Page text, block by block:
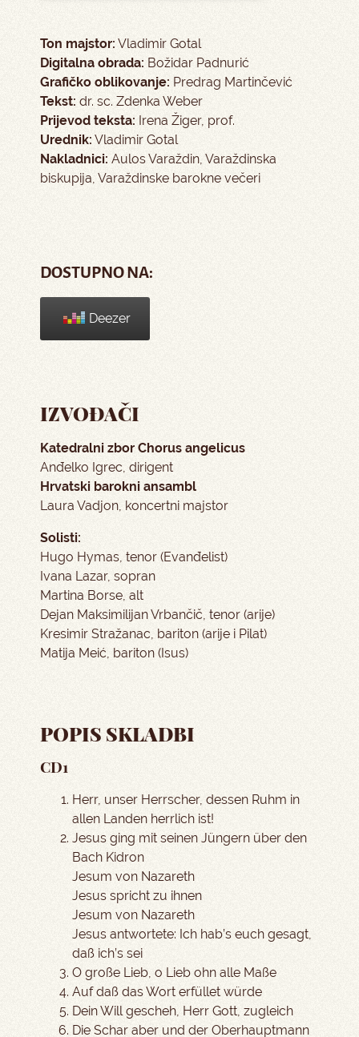
Ton majstor: Vladimir Gotal
Digitalna obrada: Božidar Padnurić
Grafičko oblikovanje: Predrag Martinčević
Tekst: dr. sc. Zdenka Weber
Prijevod teksta: Irena Žiger, prof.
Urednik: Vladimir Gotal
Nakladnici: Aulos Varaždin, Varaždinska
biskupija, Varaždinske barokne večeri
DOSTUPNO NA:
Deezer
IZVOĐAČI
Katedralni zbor Chorus angelicus
Anđelko Igrec, dirigent
Hrvatski barokni ansambl
Laura Vadjon, koncertni majstor
Solisti:
Hugo Hymas, tenor (Evanđelist)
Ivana Lazar, sopran
Martina Borse, alt
Dejan Maksimilijan Vrbančič, tenor (arije)
Kresimir Stražanac, bariton (arije i Pilat)
Matija Meić, bariton (Isus)
POPIS SKLADBI
CD1
Herr, unser Herrscher, dessen Ruhm in
allen Landen herrlich ist!
Jesus ging mit seinen Jüngern über den
Bach Kidron
Jesum von Nazareth
Jesus spricht zu ihnen
Jesum von Nazareth
Jesus antwortete: Ich hab’s euch gesagt,
daß ich’s sei
O große Lieb, o Lieb ohn alle Maße
Auf daß das Wort erfüllet würde
Dein Will gescheh, Herr Gott, zugleich
Die Schar aber und der Oberhauptmann